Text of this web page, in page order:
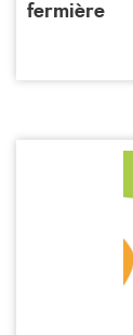
fermière